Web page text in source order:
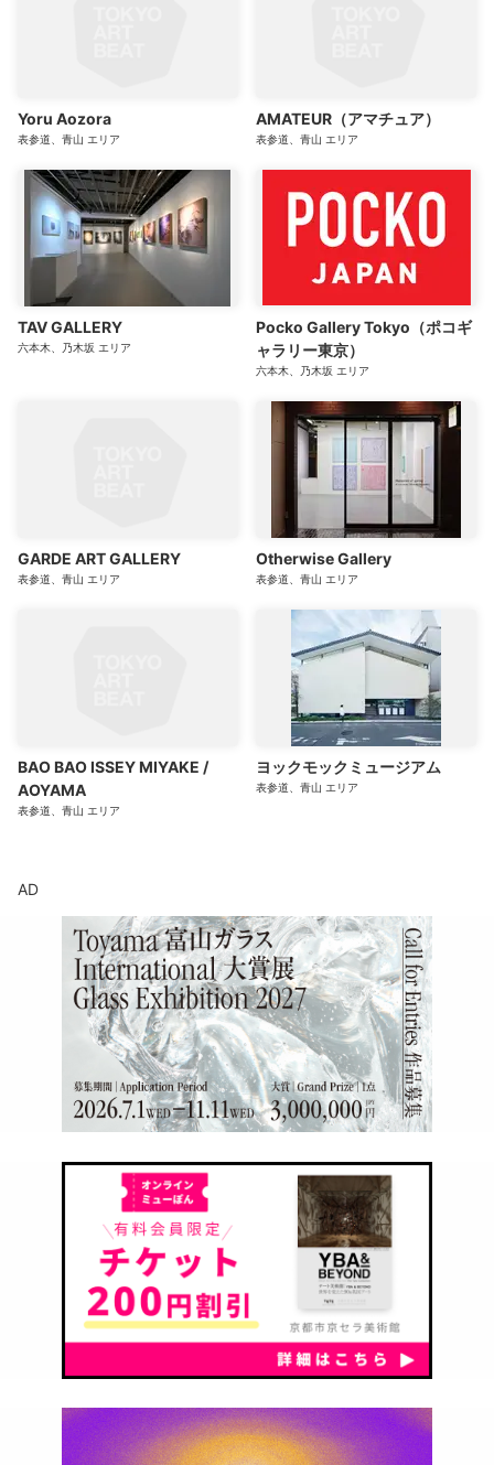
Yoru Aozora
表参道、青山 エリア
AMATEUR（アマチュア）
表参道、青山 エリア
TAV GALLERY
六本木、乃木坂 エリア
Pocko Gallery Tokyo（ポコギ
ャラリー東京）
六本木、乃木坂 エリア
GARDE ART GALLERY
表参道、青山 エリア
Otherwise Gallery
表参道、青山 エリア
BAO BAO ISSEY MIYAKE /
AOYAMA
表参道、青山 エリア
ヨックモックミュージアム
表参道、青山 エリア
AD